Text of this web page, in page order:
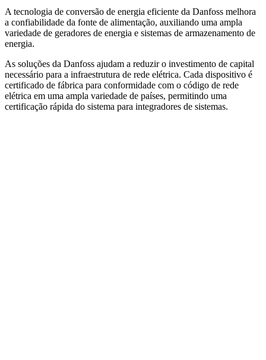
A tecnologia de conversão de energia eficiente da Danfoss melhora
a confiabilidade da fonte de alimentação, auxiliando uma ampla
variedade de geradores de energia e sistemas de armazenamento de
energia.
As soluções da Danfoss ajudam a reduzir o investimento de capital
necessário para a infraestrutura de rede elétrica. Cada dispositivo é
certificado de fábrica para conformidade com o código de rede
elétrica em uma ampla variedade de países, permitindo uma
certificação rápida do sistema para integradores de sistemas.